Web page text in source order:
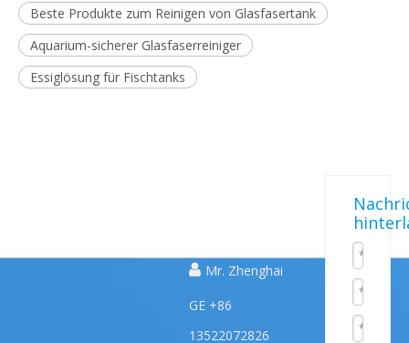
Beste Produkte zum Reinigen von Glasfasertank
Aquarium-sicherer Glasfaserreiniger
Essiglösung für Fischtanks
 Mr. Zhenghai
GE +86
13522072826